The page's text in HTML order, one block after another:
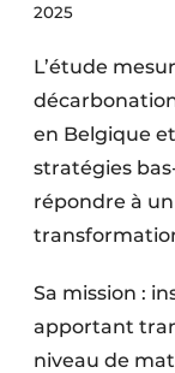
2025
L’étude
en Belgique
stratégies
répondre à
Sa mission :
apportant
niveau de